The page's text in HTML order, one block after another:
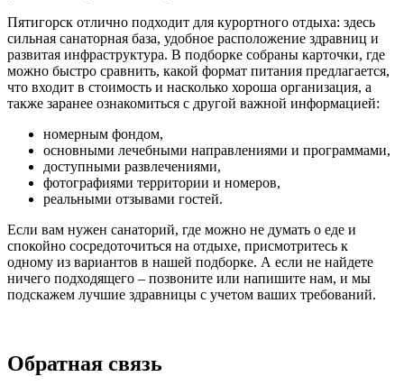
Пятигорск отлично подходит для курортного отдыха: здесь
сильная санаторная база, удобное расположение здравниц и
развитая инфраструктура. В подборке собраны карточки, где
можно быстро сравнить, какой формат питания предлагается,
что входит в стоимость и насколько хороша организация, а
также заранее ознакомиться с другой важной информацией:
номерным фондом,
основными лечебными направлениями и программами,
доступными развлечениями,
фотографиями территории и номеров,
реальными отзывами гостей.
Если вам нужен санаторий, где можно не думать о еде и
спокойно сосредоточиться на отдыхе, присмотритесь к
одному из вариантов в нашей подборке. А если не найдете
ничего подходящего – позвоните или напишите нам, и мы
подскажем лучшие здравницы с учетом ваших требований.
Обратная связь